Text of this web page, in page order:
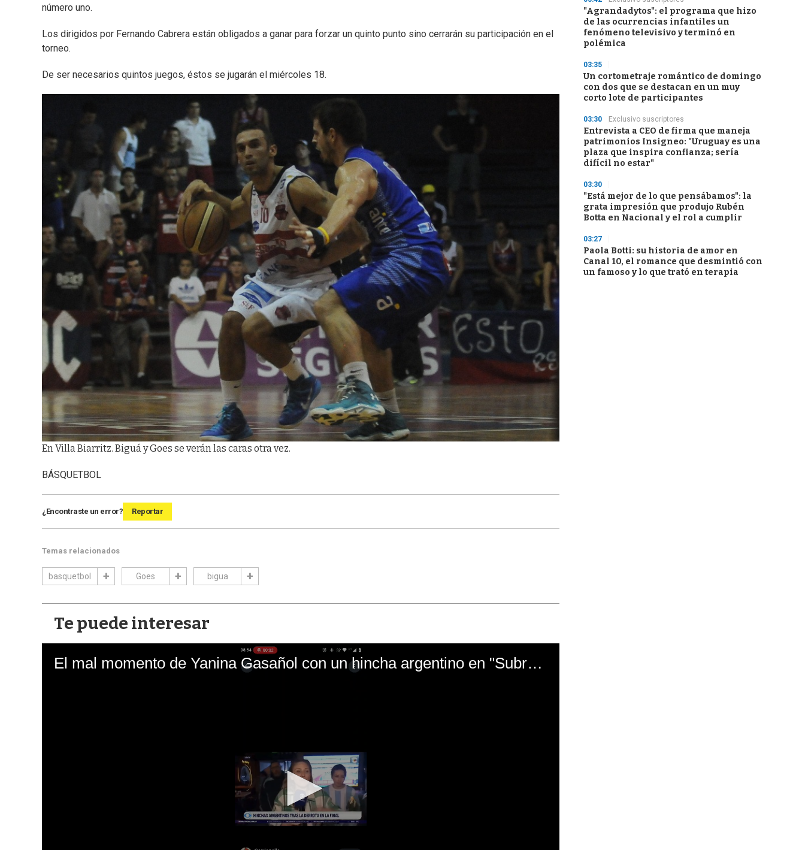
número uno.
Los dirigidos por Fernando Cabrera están obligados a ganar para forzar un quinto punto sino cerrarán su participación en el
torneo.
De ser necesarios quintos juegos, éstos se jugarán el miércoles 18.
En Villa Biarritz. Biguá y Goes se verán las caras otra vez.
BÁSQUETBOL
¿Encontraste un error? Reportar
Temas relacionados
basquetbol Goes bigua
Te puede interesar
El mal momento de Yanina Gasañol con un hincha argentino en "Subrayado"
"Agrandadytos": el programa que hizo
de las ocurrencias infantiles un
fenómeno televisivo y terminó en
polémica
03:35
Un cortometraje romántico de domingo
con dos que se destacan en un muy
corto lote de participantes
03:30 Exclusivo suscriptores
Entrevista a CEO de firma que maneja
patrimonios Insigneo: "Uruguay es una
plaza que inspira confianza; sería
difícil no estar"
03:30
"Está mejor de lo que pensábamos": la
grata impresión que produjo Rubén
Botta en Nacional y el rol a cumplir
03:27
Paola Botti: su historia de amor en
Canal 10, el romance que desmintió con
un famoso y lo que trató en terapia